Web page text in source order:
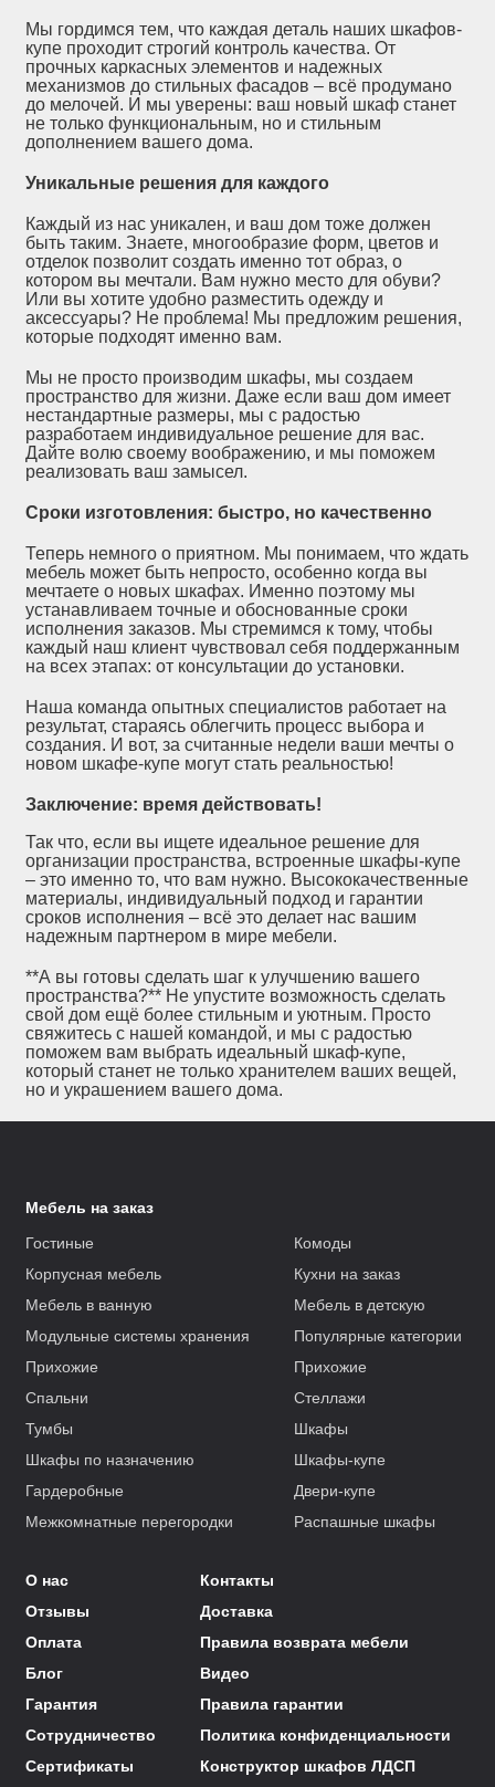
Мы гордимся тем, что каждая деталь наших шкафов-
купе проходит строгий контроль качества. От
прочных каркасных элементов и надежных
механизмов до стильных фасадов – всё продумано
до мелочей. И мы уверены: ваш новый шкаф станет
не только функциональным, но и стильным
дополнением вашего дома.
Уникальные решения для каждого
Каждый из нас уникален, и ваш дом тоже должен
быть таким. Знаете, многообразие форм, цветов и
отделок позволит создать именно тот образ, о
котором вы мечтали. Вам нужно место для обуви?
Или вы хотите удобно разместить одежду и
аксессуары? Не проблема! Мы предложим решения,
которые подходят именно вам.
Мы не просто производим шкафы, мы создаем
пространство для жизни. Даже если ваш дом имеет
нестандартные размеры, мы с радостью
разработаем индивидуальное решение для вас.
Дайте волю своему воображению, и мы поможем
реализовать ваш замысел.
Сроки изготовления: быстро, но качественно
Теперь немного о приятном. Мы понимаем, что ждать
мебель может быть непросто, особенно когда вы
мечтаете о новых шкафах. Именно поэтому мы
устанавливаем точные и обоснованные сроки
исполнения заказов. Мы стремимся к тому, чтобы
каждый наш клиент чувствовал себя поддержанным
на всех этапах: от консультации до установки.
Наша команда опытных специалистов работает на
результат, стараясь облегчить процесс выбора и
создания. И вот, за считанные недели ваши мечты о
новом шкафе-купе могут стать реальностью!
Заключение: время действовать!
Так что, если вы ищете идеальное решение для
организации пространства, встроенные шкафы-купе
– это именно то, что вам нужно. Высококачественные
материалы, индивидуальный подход и гарантии
сроков исполнения – всё это делает нас вашим
надежным партнером в мире мебели.
**А вы готовы сделать шаг к улучшению вашего
пространства?** Не упустите возможность сделать
свой дом ещё более стильным и уютным. Просто
свяжитесь с нашей командой, и мы с радостью
поможем вам выбрать идеальный шкаф-купе,
который станет не только хранителем ваших вещей,
но и украшением вашего дома.
Мебель на заказ
Гостиные
Комоды
Корпусная мебель
Кухни на заказ
Мебель в ванную
Мебель в детскую
Модульные системы хранения
Популярные категории
Прихожие
Прихожие
Спальни
Стеллажи
Тумбы
Шкафы
Шкафы по назначению
Шкафы-купе
Гардеробные
Двери-купе
Межкомнатные перегородки
Распашные шкафы
О нас
Контакты
Отзывы
Доставка
Оплата
Правила возврата мебели
Блог
Видео
Гарантия
Правила гарантии
Сотрудничество
Политика конфиденциальности
Сертификаты
Конструктор шкафов ЛДСП